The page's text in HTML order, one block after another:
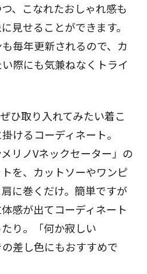
、こなれたおしゃれ感も
見せることができます。
毎年更新されるので、カ
際にも気兼ねなくトライ
ひ取り入れてみたい着こ
けるコーディネート。
リノVネックセーター」の
を、カットソーやワンピ
に巻くだけ。簡単ですが
感が出てコーディネート
り。「何か寂しい
差し色にもおすすめで